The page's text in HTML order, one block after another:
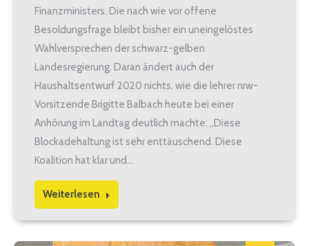
Finanzministers. Die nach wie vor offene
Besoldungsfrage bleibt bisher ein uneingelöstes
Wahlversprechen der schwarz-gelben
Landesregierung. Daran ändert auch der
Haushaltsentwurf 2020 nichts, wie die lehrer nrw-
Vorsitzende Brigitte Balbach heute bei einer
Anhörung im Landtag deutlich machte: „Diese
Blockadehaltung ist sehr enttäuschend. Diese
Koalition hat klar und…
Weiterlesen